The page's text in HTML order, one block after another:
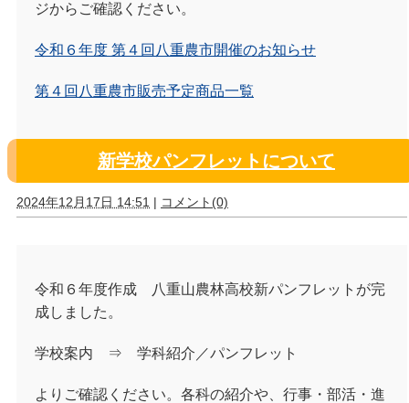
ジからご確認ください。
令和６年度 第４回八重農市開催のお知らせ
第４回八重農市販売予定商品一覧
新学校パンフレットについて
2024年12月17日 14:51 | コメント(0)
令和６年度作成 八重山農林高校新パンフレットが完
成しました。
学校案内 ⇒ 学科紹介／パンフレット
よりご確認ください。各科の紹介や、行事・部活・進